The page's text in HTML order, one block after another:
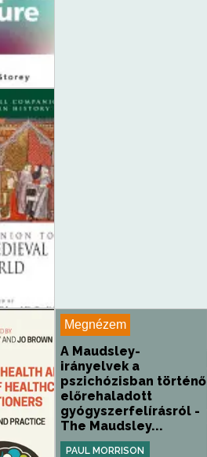
Megnézem
A Maudsley-
irányelvek a
pszichózisban történő
előrehaladott
gyógyszerfelírásról -
The Maudsley...
PAUL MORRISON